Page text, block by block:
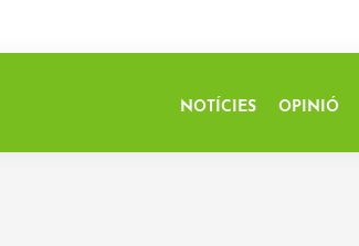
NOTÍCIES OPINIÓ